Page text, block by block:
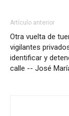
Artículo anterior
Otra vuelta de
vigilantes
identificar y
calle -- José